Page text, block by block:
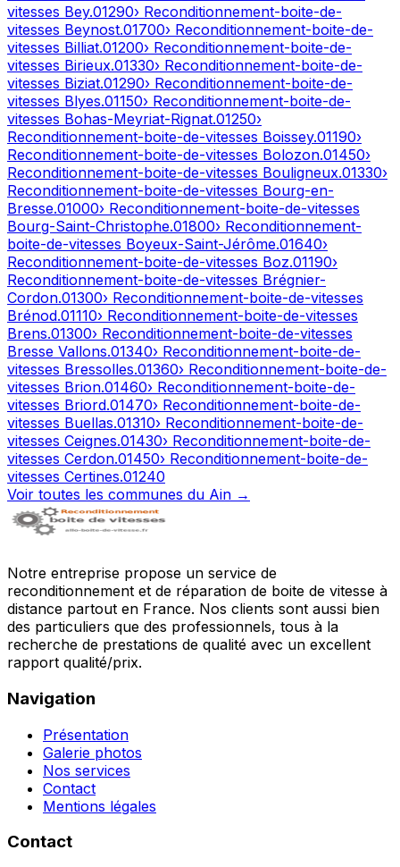
vitesses Bey.01290› Reconditionnement-boite-de-
vitesses Beynost.01700› Reconditionnement-boite-de-
vitesses Billiat.01200› Reconditionnement-boite-de-
vitesses Birieux.01330› Reconditionnement-boite-de-
vitesses Biziat.01290› Reconditionnement-boite-de-
vitesses Blyes.01150› Reconditionnement-boite-de-
vitesses Bohas-Meyriat-Rignat.01250›
Reconditionnement-boite-de-vitesses Boissey.01190›
Reconditionnement-boite-de-vitesses Bolozon.01450›
Reconditionnement-boite-de-vitesses Bouligneux.01330›
Reconditionnement-boite-de-vitesses Bourg-en-
Bresse.01000› Reconditionnement-boite-de-vitesses
Bourg-Saint-Christophe.01800› Reconditionnement-
boite-de-vitesses Boyeux-Saint-Jérôme.01640›
Reconditionnement-boite-de-vitesses Boz.01190›
Reconditionnement-boite-de-vitesses Brégnier-
Cordon.01300› Reconditionnement-boite-de-vitesses
Brénod.01110› Reconditionnement-boite-de-vitesses
Brens.01300› Reconditionnement-boite-de-vitesses
Bresse Vallons.01340› Reconditionnement-boite-de-
vitesses Bressolles.01360› Reconditionnement-boite-de-
vitesses Brion.01460› Reconditionnement-boite-de-
vitesses Briord.01470› Reconditionnement-boite-de-
vitesses Buellas.01310› Reconditionnement-boite-de-
vitesses Ceignes.01430› Reconditionnement-boite-de-
vitesses Cerdon.01450› Reconditionnement-boite-de-
vitesses Certines.01240
Voir toutes les communes du Ain →
Notre entreprise propose un service de
reconditionnement et de réparation de boite de vitesse à
distance partout en France. Nos clients sont aussi bien
des particuliers que des professionnels, tous à la
recherche de prestations de qualité avec un excellent
rapport qualité/prix.
Navigation
Présentation
Galerie photos
Nos services
Contact
Mentions légales
Contact